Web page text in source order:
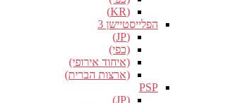
(KR)
הפלייסטיישן 3
(JP)
(כפי)
(איחוד אירופי)
(ארצות הברית)
PSP
(JP)